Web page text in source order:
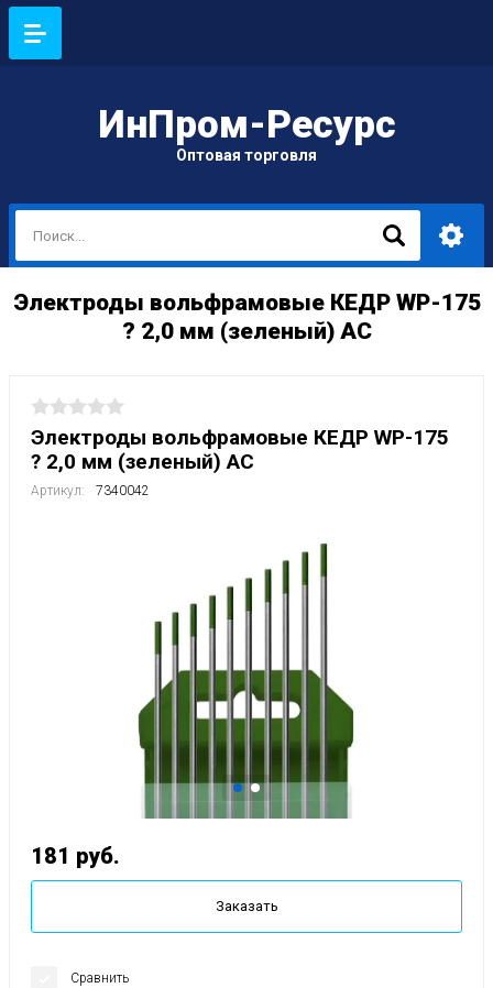
ИнПром-Ресурс
Оптовая торговля
Электроды вольфрамовые КЕДР WP-175
? 2,0 мм (зеленый) AC
Электроды вольфрамовые КЕДР WP-175
? 2,0 мм (зеленый) AC
Артикул: 7340042
181 руб.
Заказать
Сравнить